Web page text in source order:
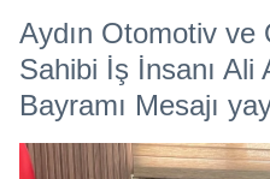
Aydın Otomotiv ve
Sahibi İş İnsanı Ali
Bayramı Mesajı